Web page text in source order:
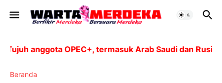
anggota OPEC+, termasuk Arab Saudi dan Rusia,
Beranda